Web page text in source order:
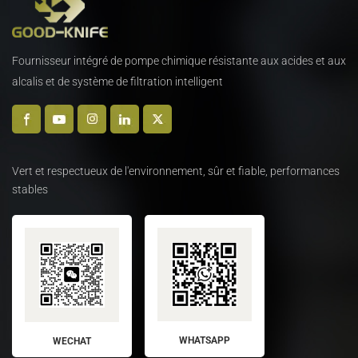
Fournisseur intégré de pompe chimique résistante aux acides et aux
alcalis et de système de filtration intelligent
Vert et respectueux de l'environnement, sûr et fiable, performances
stables
WECHAT WHATSAPP